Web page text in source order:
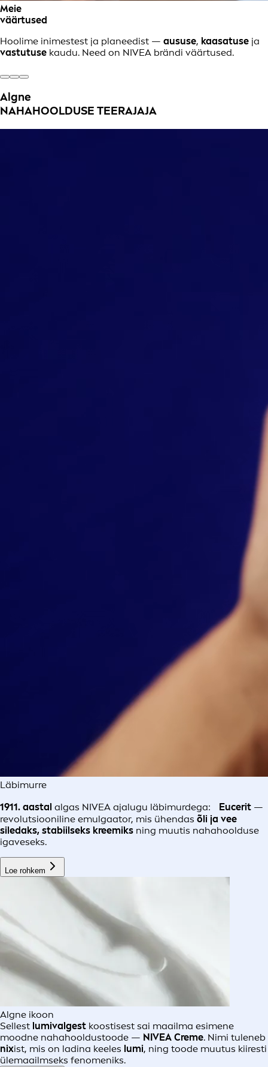
Meie
väärtused
Hoolime inimestest ja planeedist — aususe, kaasatuse ja
vastutuse kaudu. Need on NIVEA brändi väärtused.
Algne
NAHAHOOLDUSE TEERAJAJA
Läbimurre
1911. aastal algas NIVEA ajalugu läbimurdega: Eucerit —
revolutsiooniline emulgaator, mis ühendas õli ja vee
siledaks, stabiilseks kreemiks ning muutis nahahoolduse
igaveseks.
Loe rohkem
Algne ikoon
Sellest lumivalgest koostisest sai maailma esimene
moodne nahahooldustoode — NIVEA Creme. Nimi tuleneb
nixist, mis on ladina keeles lumi, ning toode muutus kiiresti
ülemaailmseks fenomeniks.